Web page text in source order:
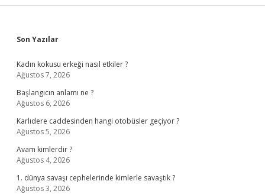
Sidebar
Son Yazılar
Kadın kokusu erkeği nasıl etkiler ?
Ağustos 7, 2026
Başlangıcın anlamı ne ?
Ağustos 6, 2026
Karlıdere caddesinden hangi otobüsler geçiyor ?
Ağustos 5, 2026
Avam kimlerdir ?
Ağustos 4, 2026
1. dünya savaşı cephelerinde kimlerle savaştık ?
Ağustos 3, 2026